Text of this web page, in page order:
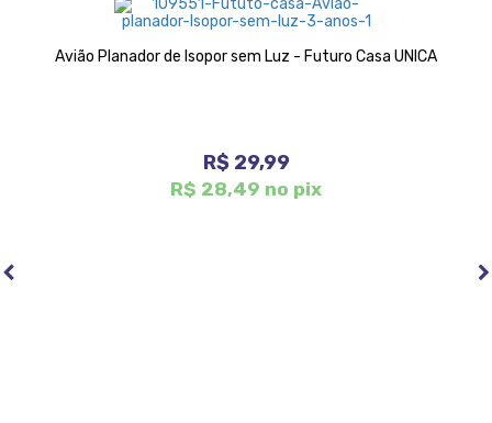
Avião Planador de Isopor sem Luz - Futuro Casa UNICA
R$ 29,99
R$ 28,49 no pix